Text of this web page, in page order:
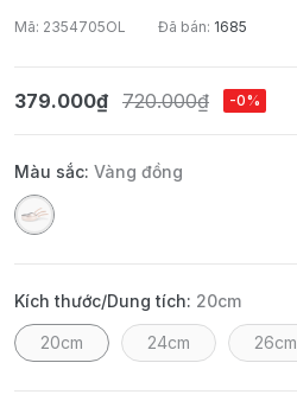
Mã: 2354705OL Đã bán: 1685
379.000₫ 720.000₫ -0%
Màu sắc: Vàng đồng
Kích thước/Dung tích: 20cm
20cm 24cm 26cm